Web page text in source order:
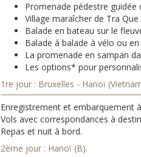
Promenade pédestre guidée
Village maraîcher de Tra
Balade en bateau sur le
Balade à balade à vélo ou
La promenade en sampan
Les options* pour
1re jour : Bruxelles - Hanoï
Enregistrement et embarquement
Vols avec correspondances à
Repas et nuit à bord.
2ème jour : Hanoï (B).